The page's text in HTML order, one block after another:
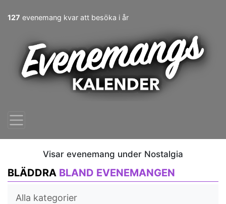
127 evenemang kvar att besöka i år
Visar evenemang under Nostalgia
BLÄDDRA BLAND EVENEMANGEN
Alla kategorier